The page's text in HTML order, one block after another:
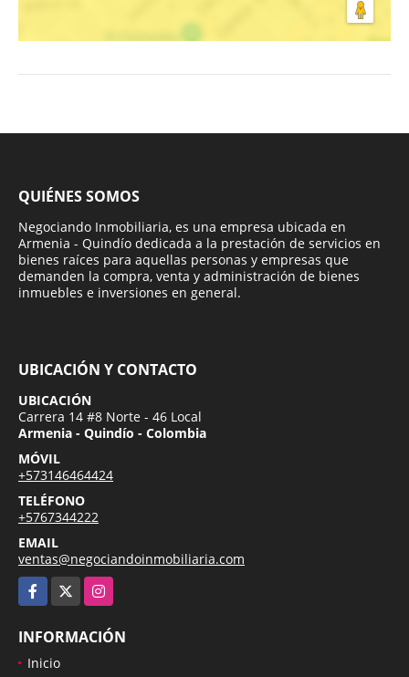
QUIÉNES SOMOS
Negociando Inmobiliaria, es una empresa ubicada en
Armenia - Quindío dedicada a la prestación de servicios en
bienes raíces para aquellas personas y empresas que
demanden la compra, venta y administración de bienes
inmuebles e inversiones en general.
UBICACIÓN Y CONTACTO
UBICACIÓN
Carrera 14 #8 Norte - 46 Local
Armenia - Quindío - Colombia
MÓVIL
+573146464424
TELÉFONO
+5767344222
EMAIL
ventas@negociandoinmobiliaria.com
Facebook
Instagram
INFORMACIÓN
Inicio